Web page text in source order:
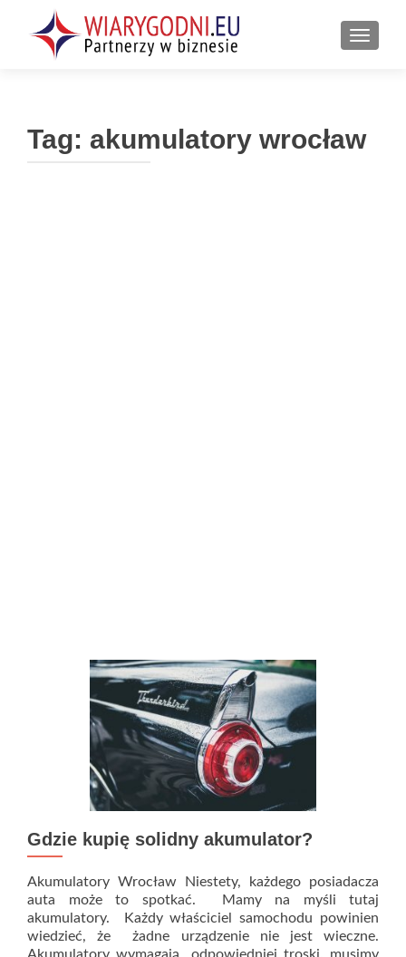
Tag: akumulatory wrocław
Gdzie kupię solidny akumulator?
Akumulatory Wrocław Niestety, każdego posiadacza
auta może to spotkać. Mamy na myśli tutaj
akumulatory. Każdy właściciel samochodu powinien
wiedzieć, że żadne urządzenie nie jest wieczne.
Akumulatory wymagają odpowiedniej troski, musimy